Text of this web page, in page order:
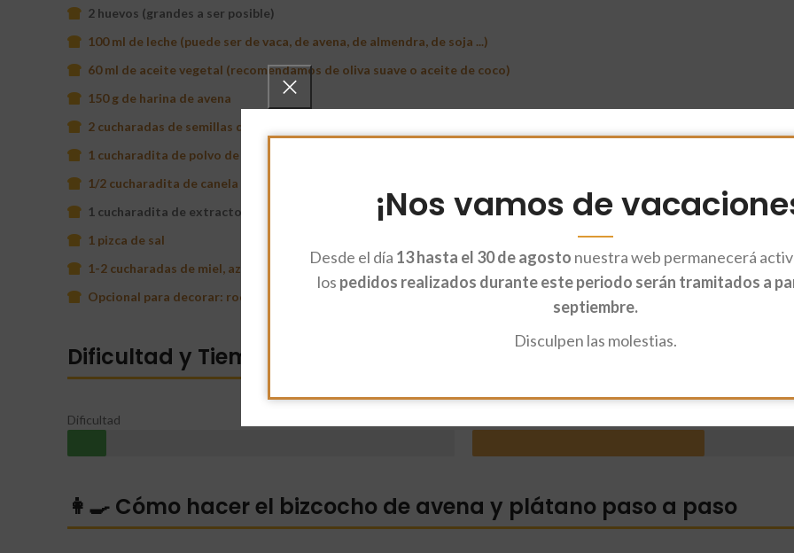
¡Nos vamos de
Desde el día 13 hasta el 30 de agosto nuestra web permanecerá
los pedidos realizados durante este periodo serán tramitados a
septiembre.
Disculpen las molestias.
2 huevos (grandes a ser posible)
100 ml de leche (puede ser de vaca, de avena, de almendra, de soja ...)
60 ml de aceite vegetal (recomendamos de oliva suave o aceite de coco)
150 g de harina de avena
2 cucharadas de semillas de chía
1 cucharadita de polvo de hornear (impulsor químico)
1/2 cucharadita de canela en polvo (opcional)
1 cucharadita de extracto de vainilla (opcional)
1 pizca de sal
1-2 cucharadas de miel, azúcar moreno o sirope natural (al gusto)
Opcional para decorar: rodajas de plátano, nueces troceadas o avena en hojuelas
Dificultad y Tiempo
Dificultad
👩‍🍳 Cómo hacer el bizcocho de avena y plátano paso a paso